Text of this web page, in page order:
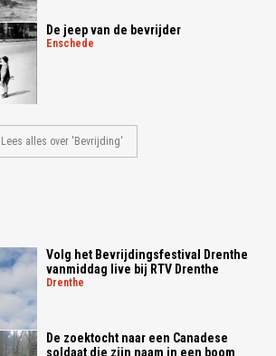
De jeep van de bevrijder
enschede
Lees alles over 'Bevrijding'
Volg het Bevrijdingsfestival Drenthe
vanmiddag live bij RTV Drenthe
drenthe
De zoektocht naar een Canadese
soldaat die zijn naam in een boom